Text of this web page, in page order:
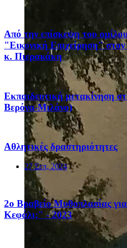
Από την επίσκεψη του
"Εικονική Επιχείρηση"
κ. Πιερακάκη
Eκπαιδευτική μετακίνηση
Βερόνα-Μιλάνο)
Αθλητικές δραστηριότητες
27 Σεπ, 2024
2ο Βραβείο Μυθοπλασίας
Κεφάλι;" - 2023